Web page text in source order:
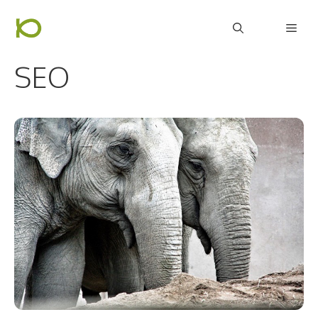
SEO